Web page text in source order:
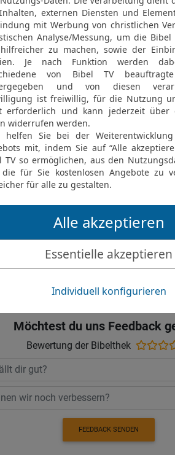
machen?
16 Oder
Leib mit
sein« (1.
17 Wer
18 Flieht
außerhalb
19 Oder
Geistes
ihr nicht
Denn
Leibe.
Die Bibel nach
Stuttgart
Möchtest du uns Feedback
Bewertung der Bibelthek
FEEDBACK SENDEN